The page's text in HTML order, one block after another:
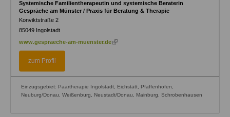
Systemische Familientherapeutin und systemische Beraterin
Gespräche am Münster / Praxis für Beratung & Therapie
Konviktstraße 2
85049 Ingolstadt
www.gespraeche-am-muenster.de (link
zum Profil
Einzugsgebiet: Paartherapie Ingolstadt, Eichstätt, Pfaffenhofen,
Neuburg/Donau, Weißenburg, Neustadt/Donau, Mainburg, Schrobenhausen